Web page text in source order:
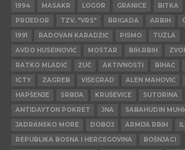
1994
MASAKR LOGOR GRANICE BITKA
PRIJEDOR
TZV. "VRS" BRIGADA ARBIH
1991
RADOVAN KARADŽIĆ PISMO
TUZLA
AVDO HUSEINOVIĆ
MOSTAR BIH.RBIH
RATKO MLADIĆ
ŽUČ AKTIVNOSTI BIHAĆ
ICTY
ZAGREB VIŠEGRAD ALEN MAHOVIĆ
HAPŠENJE
SRBIJA KRUŠEVICE
SUTORINA
ANTIDAYTON POKRET
JNA SABAHUDIN
JADRANSKO MORE
DOBOJ ARMIJA RBIH
REPUBLIKA BOSNA I HERCEGOVINA
BOŠNJACI